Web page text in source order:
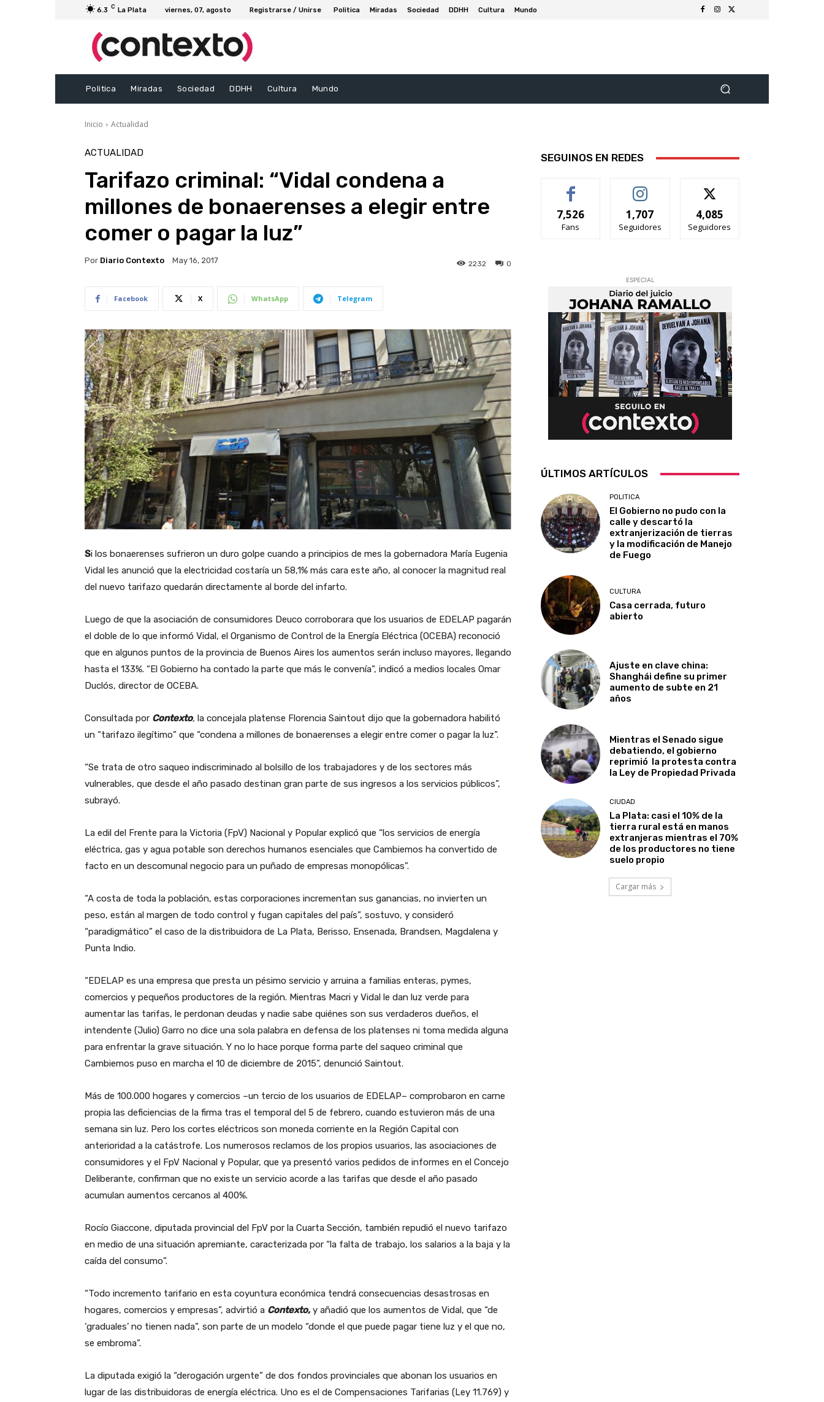
6.3 C La Plata viernes, 07, agosto Registrarse / Unirse Politica Miradas Sociedad DDHH Cultura Mundo
Politica Miradas Sociedad DDHH Cultura Mundo
Inicio Actualidad
ACTUALIDAD
Tarifazo criminal: “Vidal condena a
millones de bonaerenses a elegir entre
comer o pagar la luz”
Por Diario Contexto May 16, 2017 0
2232
Facebook X WhatsApp Telegram
Si los bonaerenses sufrieron un duro golpe cuando a principios de mes la gobernadora María Eugenia
Vidal les anunció que la electricidad costaría un 58,1% más cara este año, al conocer la magnitud real
del nuevo tarifazo quedarán directamente al borde del infarto.
Luego de que la asociación de consumidores Deuco corroborara que los usuarios de EDELAP pagarán
el doble de lo que informó Vidal, el Organismo de Control de la Energía Eléctrica (OCEBA) reconoció
que en algunos puntos de la provincia de Buenos Aires los aumentos serán incluso mayores, llegando
hasta el 133%. “El Gobierno ha contado la parte que más le convenía”, indicó a medios locales Omar
Duclós, director de OCEBA.
Consultada por Contexto, la concejala platense Florencia Saintout dijo que la gobernadora habilitó
un “tarifazo ilegítimo” que “condena a millones de bonaerenses a elegir entre comer o pagar la luz”.
“Se trata de otro saqueo indiscriminado al bolsillo de los trabajadores y de los sectores más
vulnerables, que desde el año pasado destinan gran parte de sus ingresos a los servicios públicos”,
subrayó.
La edil del Frente para la Victoria (FpV) Nacional y Popular explicó que “los servicios de energía
eléctrica, gas y agua potable son derechos humanos esenciales que Cambiemos ha convertido de
facto en un descomunal negocio para un puñado de empresas monopólicas”.
“A costa de toda la población, estas corporaciones incrementan sus ganancias, no invierten un
peso, están al margen de todo control y fugan capitales del país”, sostuvo, y consideró
“paradigmático” el caso de la distribuidora de La Plata, Berisso, Ensenada, Brandsen, Magdalena y
Punta Indio.
“EDELAP es una empresa que presta un pésimo servicio y arruina a familias enteras, pymes,
comercios y pequeños productores de la región. Mientras Macri y Vidal le dan luz verde para
aumentar las tarifas, le perdonan deudas y nadie sabe quiénes son sus verdaderos dueños, el
intendente (Julio) Garro no dice una sola palabra en defensa de los platenses ni toma medida alguna
para enfrentar la grave situación. Y no lo hace porque forma parte del saqueo criminal que
Cambiemos puso en marcha el 10 de diciembre de 2015”, denunció Saintout.
Más de 100.000 hogares y comercios –un tercio de los usuarios de EDELAP– comprobaron en carne
propia las deficiencias de la firma tras el temporal del 5 de febrero, cuando estuvieron más de una
semana sin luz. Pero los cortes eléctricos son moneda corriente en la Región Capital con
anterioridad a la catástrofe. Los numerosos reclamos de los propios usuarios, las asociaciones de
consumidores y el FpV Nacional y Popular, que ya presentó varios pedidos de informes en el Concejo
Deliberante, confirman que no existe un servicio acorde a las tarifas que desde el año pasado
acumulan aumentos cercanos al 400%.
Rocío Giaccone, diputada provincial del FpV por la Cuarta Sección, también repudió el nuevo tarifazo
en medio de una situación apremiante, caracterizada por “la falta de trabajo, los salarios a la baja y la
caída del consumo”.
“Todo incremento tarifario en esta coyuntura económica tendrá consecuencias desastrosas en
hogares, comercios y empresas”, advirtió a Contexto,y añadió que los aumentos de Vidal, que “de
‘graduales’ no tienen nada”, son parte de un modelo “donde el que puede pagar tiene luz y el que no,
se embroma”.
La diputada exigió la “derogación urgente” de dos fondos provinciales que abonan los usuarios en
lugar de las distribuidoras de energía eléctrica. Uno es el de Compensaciones Tarifarias (Ley 11.769) y
SEGUINOS EN REDES
7,526
Fans
1,707
Seguidores
4,085
Seguidores
ESPECIAL
ÚLTIMOS ARTÍCULOS
POLITICA
El Gobierno no pudo con la
calle y descartó la
extranjerización de tierras
y la modificación de Manejo
de Fuego
CULTURA
Casa cerrada, futuro
abierto
Ajuste en clave china:
Shanghái define su primer
aumento de subte en 21
años
Mientras el Senado sigue
debatiendo, el gobierno
reprimió la protesta contra
la Ley de Propiedad Privada
CIUDAD
La Plata: casi el 10% de la
tierra rural está en manos
extranjeras mientras el 70%
de los productores no tiene
suelo propio
Cargar más